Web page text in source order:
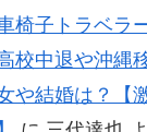
椅子トラベラ
校中退や沖縄
や結婚は？【